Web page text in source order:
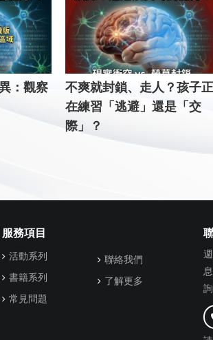
：觀察
不爽就封鎖、走人？孩子
在練習「逃避」還是「交
際」？
服務項目
活動系列
書籍系列
常見問題
聯絡我們
了解更多